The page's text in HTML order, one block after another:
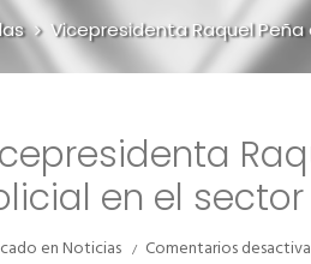
Vicepresidenta Raquel
en el sector
enNoticias Comentarios